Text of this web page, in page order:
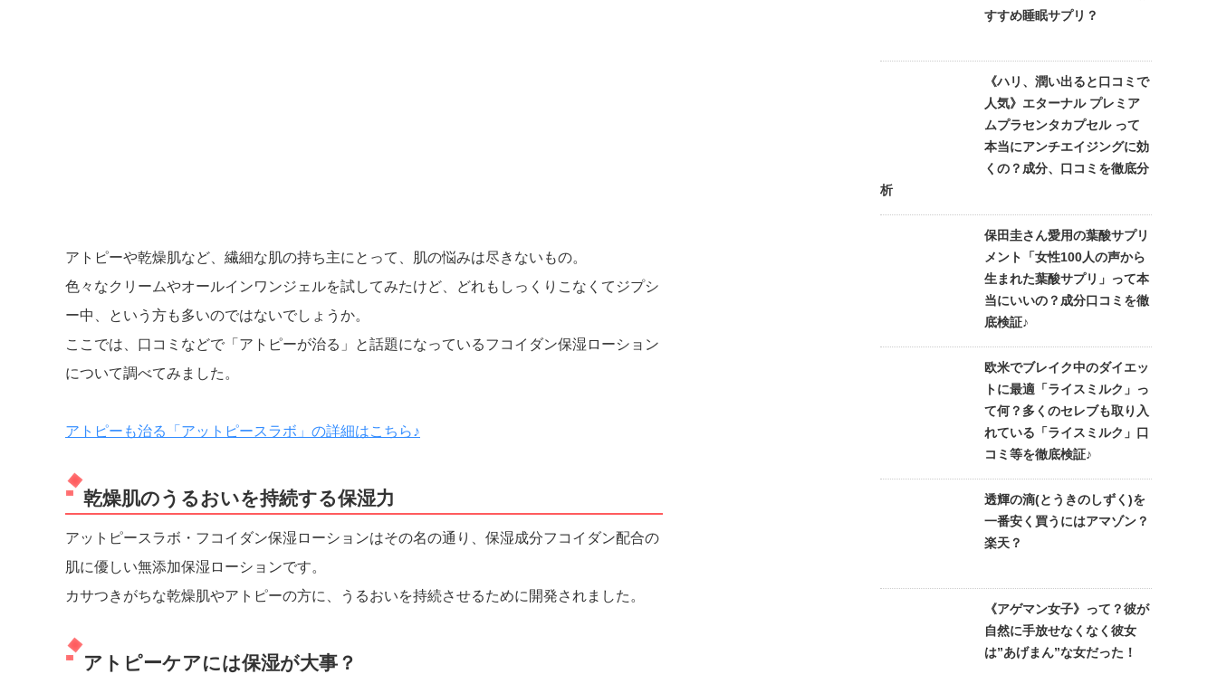
アトピーや乾燥肌など、繊細な肌の持ち主にとって、肌の悩みは尽きないもの。
色々なクリームやオールインワンジェルを試してみたけど、どれもしっくりこなくてジプシ
ー中、という方も多いのではないでしょうか。
ここでは、口コミなどで「アトピーが治る」と話題になっているフコイダン保湿ローション
について調べてみました。
アトピーも治る「アットピースラボ」の詳細はこちら♪
乾燥肌のうるおいを持続する保湿力
アットピースラボ・フコイダン保湿ローションはその名の通り、保湿成分フコイダン配合の
肌に優しい無添加保湿ローションです。
カサつきがちな乾燥肌やアトピーの方に、うるおいを持続させるために開発されました。
アトピーケアには保湿が大事？
すすめ睡眠サプリ？
《ハリ、潤い出ると口コミで
人気》エターナル プレミア
ムプラセンタカプセル って
本当にアンチエイジングに効
くの？成分、口コミを徹底分
析
保田圭さん愛用の葉酸サプリ
メント「女性100人の声から
生まれた葉酸サプリ」って本
当にいいの？成分口コミを徹
底検証♪
欧米でブレイク中のダイエッ
トに最適「ライスミルク」っ
て何？多くのセレブも取り入
れている「ライスミルク」口
コミ等を徹底検証♪
透輝の滴(とうきのしずく)を
一番安く買うにはアマゾン？
楽天？
《アゲマン女子》って？彼が
自然に手放せなくなく彼女
は”あげまん”な女だった！